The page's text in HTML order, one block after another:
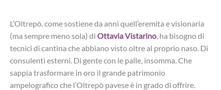
L’Oltrepò, come sostiene da anni quell’eremita e visionaria
(ma sempre meno sola) di Ottavia Vistarino, ha bisogno di
tecnici di cantina che abbiano visto oltre al proprio naso. Di
consulenti esterni. Di gente con le palle, insomma. Che
sappia trasformare in oro il grande patrimonio
ampelografico che l’Oltrepò pavese è in grado di offrire.